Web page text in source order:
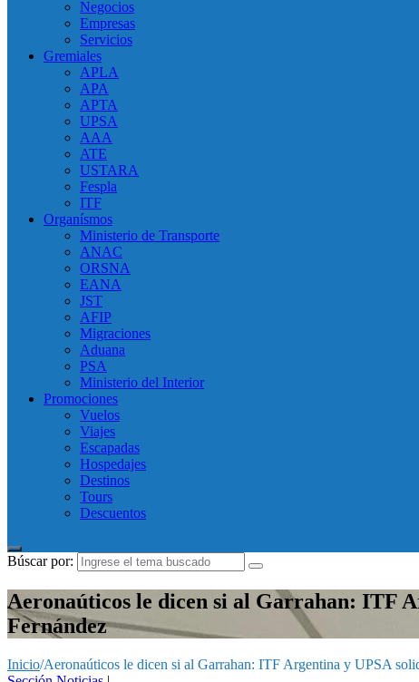
Negocios
Empresas
Servicios
Gremiales
APLA
APA
APTA
UPSA
AAA
ATE
USTARA
Fespla
ITF
Organísmos
Ministerio de Transporte
ANAC
ORSNA
EANA
JST
AFIP
Migraciones
Aduana
PSA
Ministerio del Interior
Promociones
Vuelos
Viajes
Escapadas
Hospedajes
Destinos
Tours
Descuentos
Búscar por:
Aeronaúticos le dicen si al Garrahan: ITF
Fernández
Inicio/Aeronaúticos le dicen si al Garrahan: ITF Argentina y UPSA